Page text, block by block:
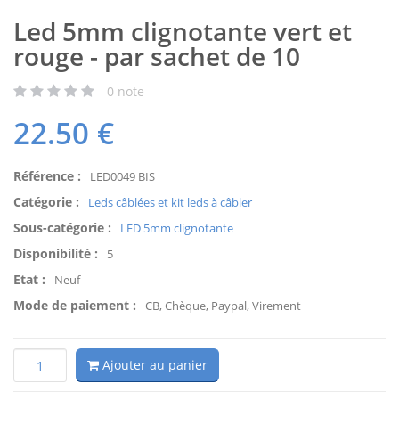
Led 5mm clignotante vert et
rouge - par sachet de 10
0 note
22.50 €
Référence : LED0049 BIS
Catégorie : Leds câblées et kit leds à câbler
Sous-catégorie : LED 5mm clignotante
Disponibilité : 5
Etat : Neuf
Mode de paiement : CB, Chèque, Paypal, Virement
Ajouter au panier